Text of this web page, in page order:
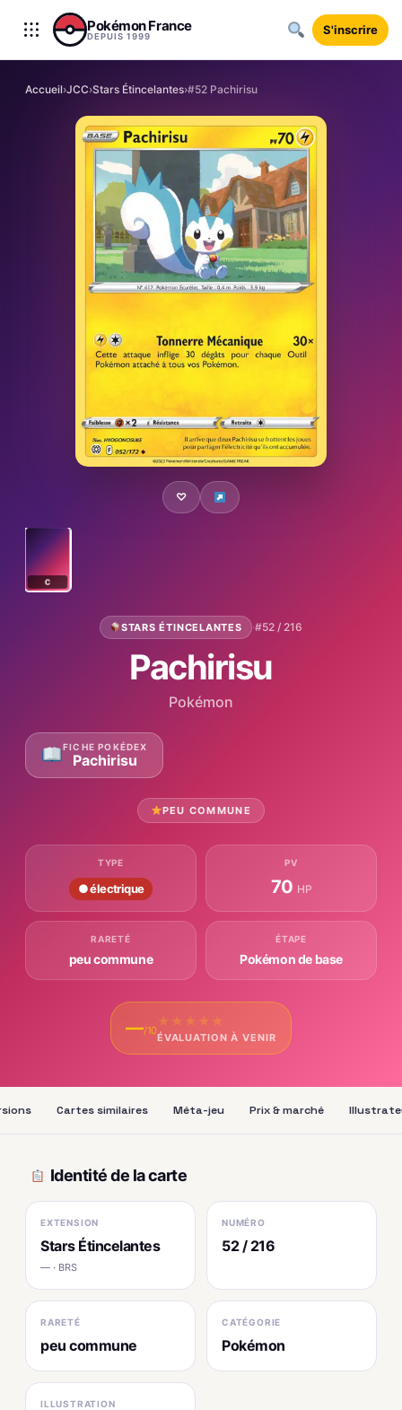
Aller au contenu
Pokémon France
DEPUIS 1999 S'inscrire
Accueil›JCC›Stars Étincelantes›#52 Pachirisu
♡
C
STARS ÉTINCELANTES ·#52 / 216
Pachirisu
Pokémon
FICHE POKÉDEX
Pachirisu
PEU COMMUNE
TYPE
● électrique
PV
70 HP
RARETÉ
peu commune
ÉTAPE
Pokémon de base
—/10
★ ★ ★ ★ ★
ÉVALUATION À VENIR
Cartes similaires Méta-jeu Prix & marché
Identité de la carte
EXTENSION
Stars Étincelantes
— · BRS
NUMÉRO
52 / 216
RARETÉ
peu commune
CATÉGORIE
Pokémon
ILLUSTRATION